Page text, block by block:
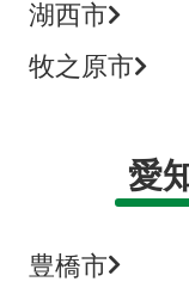
湖西市
牧之原市
愛
豊橋市